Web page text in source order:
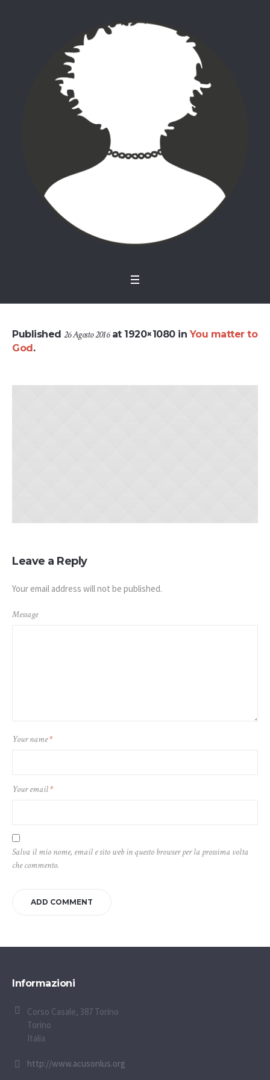
Published 26 Agosto 2016at 1920×1080 in You matter to
God.
Leave a Reply
Your email address will not be published.
Message
Your name*
Your email*
Salva il mio nome, email e sito web in questo browser per la prossima volta
che commento.
Informazioni
Corso Casale, 387 Torino
Torino
Italia
http://www.acusonlus.org